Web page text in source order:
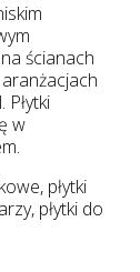
ścianach
w
płytki
płytki do